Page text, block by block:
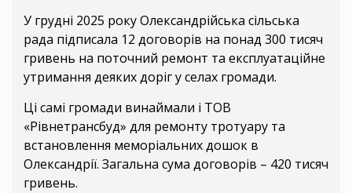
У грудні 2025 року Олександрійська сільська
рада підписала 12 договорів на понад 300 тисяч
гривень на поточний ремонт та експлуатаційне
утримання деяких доріг у селах громади.
Ці самі громади винаймали і ТОВ
«Рівнетрансбуд» для ремонту тротуару та
встановлення меморіальних дошок в
Олександрії. Загальна сума договорів – 420 тисяч
гривень.